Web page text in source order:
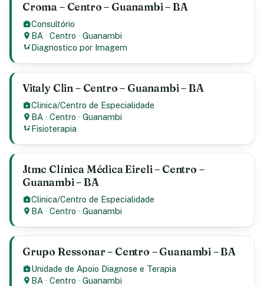
Croma – Centro – Guanambi – BA
Consultório
BA ·Centro ·Guanambi
Diagnostico por Imagem
Vitaly Clin – Centro – Guanambi – BA
Clinica/Centro de Especialidade
BA ·Centro ·Guanambi
Fisioterapia
Jtmc Clínica Médica Eireli – Centro –
Guanambi – BA
Clinica/Centro de Especialidade
BA ·Centro ·Guanambi
Grupo Ressonar – Centro – Guanambi – BA
Unidade de Apoio Diagnose e Terapia
BA ·Centro ·Guanambi